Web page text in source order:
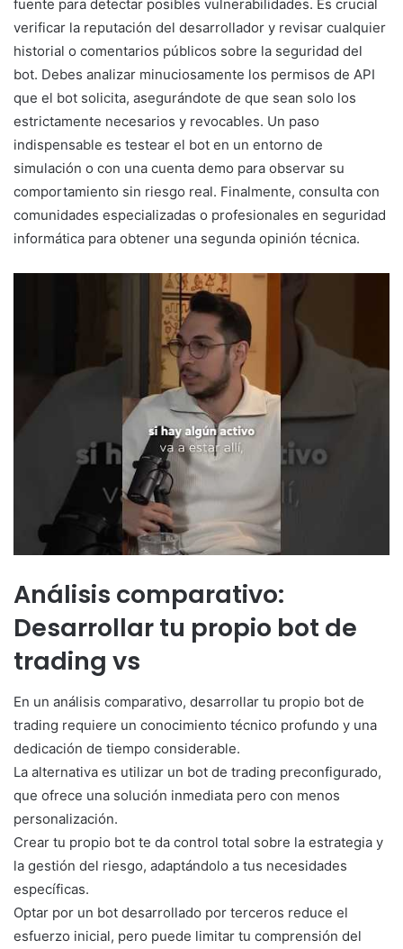
fuente para detectar posibles vulnerabilidades. Es crucial
verificar la reputación del desarrollador y revisar cualquier
historial o comentarios públicos sobre la seguridad del
bot. Debes analizar minuciosamente los permisos de API
que el bot solicita, asegurándote de que sean solo los
estrictamente necesarios y revocables. Un paso
indispensable es testear el bot en un entorno de
simulación o con una cuenta demo para observar su
comportamiento sin riesgo real. Finalmente, consulta con
comunidades especializadas o profesionales en seguridad
informática para obtener una segunda opinión técnica.
Análisis comparativo:
Desarrollar tu propio bot de
trading vs
En un análisis comparativo, desarrollar tu propio bot de
trading requiere un conocimiento técnico profundo y una
dedicación de tiempo considerable.
La alternativa es utilizar un bot de trading preconfigurado,
que ofrece una solución inmediata pero con menos
personalización.
Crear tu propio bot te da control total sobre la estrategia y
la gestión del riesgo, adaptándolo a tus necesidades
específicas.
Optar por un bot desarrollado por terceros reduce el
esfuerzo inicial, pero puede limitar tu comprensión del